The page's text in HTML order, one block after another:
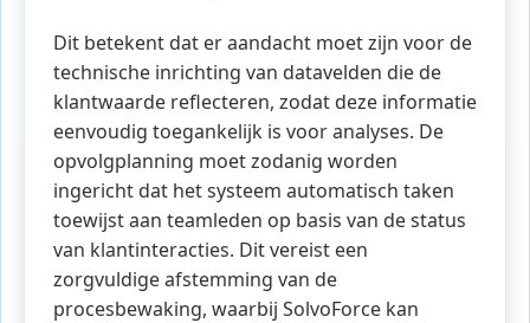
Dit betekent dat er aandacht moet zijn voor de
technische inrichting van datavelden die de
klantwaarde reflecteren, zodat deze informatie
eenvoudig toegankelijk is voor analyses. De
opvolgplanning moet zodanig worden
ingericht dat het systeem automatisch taken
toewijst aan teamleden op basis van de status
van klantinteracties. Dit vereist een
zorgvuldige afstemming van de
procesbewaking, waarbij SolvoForce kan